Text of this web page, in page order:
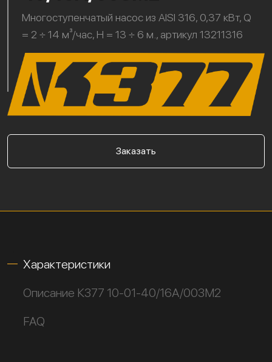
Многоступенчатый насос из AISI 316, 0,37 кВт, Q
= 2 ÷ 14 м³/час, H = 13 ÷ 6 м., артикул 13211316
Заказать
Характеристики
Описание К377 10-01-40/16А/003М2
FAQ